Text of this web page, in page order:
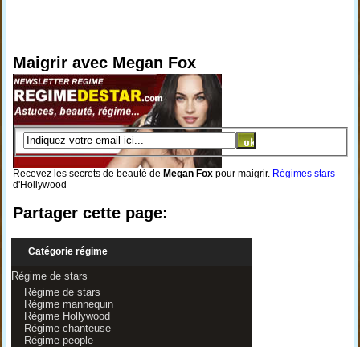
Maigrir avec Megan Fox
Recevez les secrets de beauté de Megan Foxpour maigrir. Régimes stars
d'Hollywood
Partager cette page:
Catégorie régime
Régime de stars
Régime de stars
Régime mannequin
Régime Hollywood
Régime chanteuse
Régime people